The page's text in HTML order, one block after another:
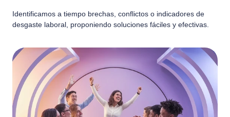
Identificamos a tiempo brechas, conflictos o indicadores de
desgaste laboral, proponiendo soluciones fáciles y efectivas.